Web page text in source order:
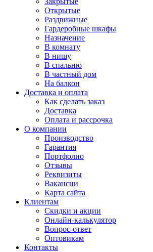
Открытые
Раздвижные
Гардеробные шкафы
Назначение
В комнату
В нишу
В спальню
В частный дом
На балкон
Доставка и оплата
Как сделать заказ
Доставка
Оплата и рассрочка
О компании
Производство
Гарантия
Портфолио
Отзывы
Реквизиты
Вакансии
Карта сайта
Клиентам
Скидки и акции
Онлайн-калькулятор
Вопрос-ответ
Оптовикам
Контакты